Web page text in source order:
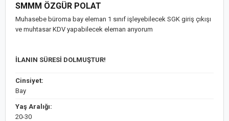
SMMM ÖZGÜR POLAT
Muhasebe büroma bay eleman 1 sınıf işleyebilecek SGK giriş çıkışı
ve muhtasar KDV yapabilecek eleman arıyorum
İLANIN SÜRESİ DOLMUŞTUR!
Cinsiyet:
Bay
Yaş Aralığı:
20-30